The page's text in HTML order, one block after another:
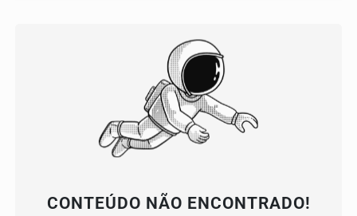
CONTEÚDO NÃO ENCONTRADO!